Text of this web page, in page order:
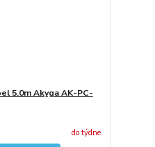
5.0m Akyga AK-PC-
do týdne